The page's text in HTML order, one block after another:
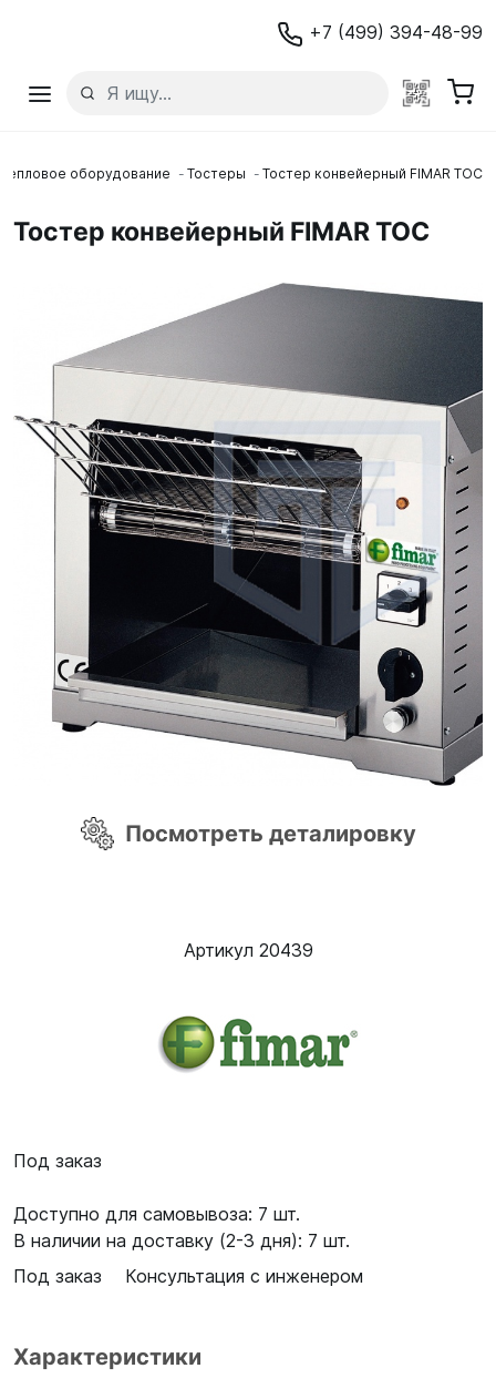
+7 (499) 394-48-99
Тепловое оборудование Тостеры Тостер конвейерный FIMAR TOC
Тостер конвейерный FIMAR TOC
Посмотреть деталировку
Артикул 20439
Под заказ
Доступно для самовывоза: 7 шт.
В наличии на доставку (2-3 дня): 7 шт.
Под заказ
Консультация с инженером
Характеристики